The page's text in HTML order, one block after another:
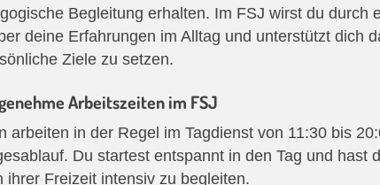
Begleitung erhalten. Im FSJ wirst du durch
deine Erfahrungen im Alltag und unterstützt dich
Ziele zu setzen.
Arbeitszeiten im FSJ
arbeiten in der Regel im Tagdienst von 11:30 bis
Du startest entspannt in den Tag und hast
ihrer Freizeit intensiv zu begleiten.